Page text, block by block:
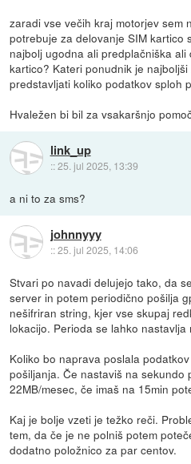
zaradi vse večih kraj motorjev sem
potrebuje za delovanje SIM kartico
najbolj ugodna ali predplačniška
kartico? Kateri ponudnik je
predstavljati koliko podatkov sploh
Hvaležen bi bil za vsakaršnjo
link_up
::25. jul 2025, 13:39
a ni to za sms?
johnnyyy
::25. jul 2025, 14:06
Stvari po navadi delujejo tako, da
server in potem periodično pošilja
nešifriran string, kjer vse skupaj
lokacijo. Perioda se lahko
Koliko bo naprava poslala
pošiljanja. Če nastaviš na sekundo
22MB/mesec, če imaš na 15min
Kaj je bolje vzeti je težko reči.
tem, da če je ne polniš potem
dodatno položnico za par centov.